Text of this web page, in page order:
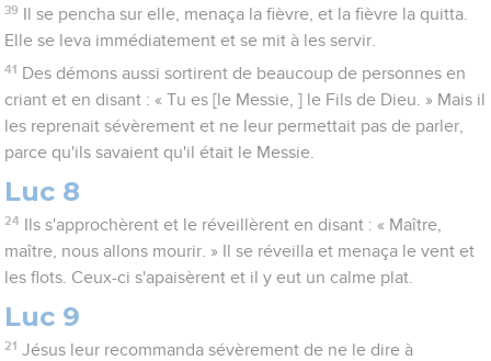
39
Il se pencha sur elle, menaça la fièvre, et la fièvre la quitta.
Elle se leva immédiatement et se mit à les servir.
41 Des démons aussi sortirent de beaucoup de personnes en
criant et en disant : « Tu es [le Messie, ] le Fils de Dieu. » Mais il
les reprenait sévèrement et ne leur permettait pas de parler,
parce qu'ils savaient qu'il était le Messie.
Luc 8
24
Ils s'approchèrent et le réveillèrent en disant : « Maître,
maître, nous allons mourir. » Il se réveilla et menaça le vent et
les flots. Ceux-ci s'apaisèrent et il y eut un calme plat.
Luc 9
21 Jésus leur recommanda sévèrement de ne le dire à